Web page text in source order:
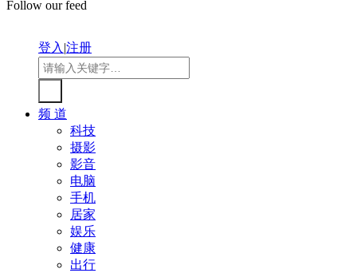
Follow our feed
登入|注册
频 道
科技
摄影
影音
电脑
手机
居家
娱乐
健康
出行